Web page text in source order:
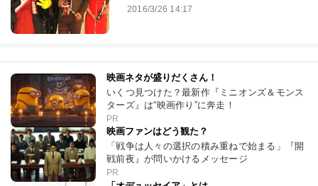
2016/3/26 14:17
映画ネタが盛りだくさん！
いくつ見つけた？最新作『ミニオンズ＆モンス
ターズ』は“映画作り”に奔走！
PR
映画ファンはどう観た？
「戦争は人々の選択の積み重ねで始まる」『開
戦前夜』が問いかけるメッセージ
PR